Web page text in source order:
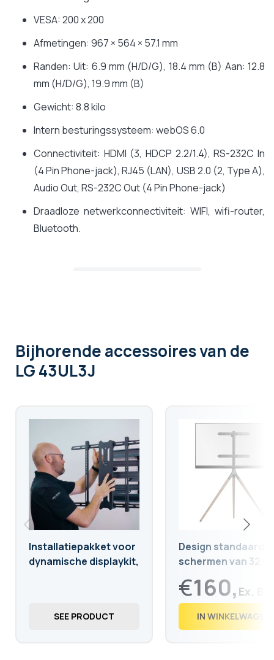
VESA: 200 x 200
Afmetingen: 967 × 564 × 57.1 mm
Randen: Uit: 6.9 mm (H/D/G), 18.4 mm (B) Aan: 12.8
mm (H/D/G), 19.9 mm (B)
Gewicht: 8.8 kilo
Intern besturingssysteem: webOS 6.0
Connectiviteit: HDMI (3, HDCP 2.2/1.4), RS-232C In
(4 Pin Phone-jack), RJ45 (LAN), USB 2.0 (2, Type A),
Audio Out, RS-232C Out (4 Pin Phone-jack)
Draadloze netwerkconnectiviteit: WIFI, wifi-router,
Bluetooth.
Bijhorende accessoiresvan de
LG 43UL3J
Installatiepakket voor
dynamische displaykit,
SEE PRODUCT
Design standaard
schermen van 32
65"
€160,
€ 193,
IN WINKELWAGEN